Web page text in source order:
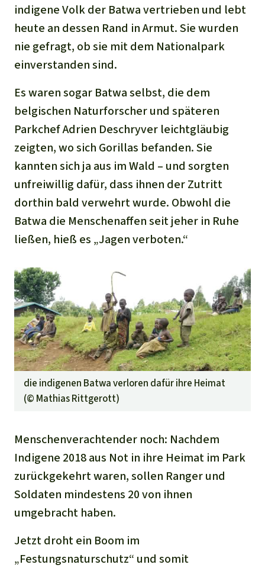
indigene Volk der Batwa vertrieben und lebt
heute an dessen Rand in Armut. Sie wurden
nie gefragt, ob sie mit dem Nationalpark
einverstanden sind.
Es waren sogar Batwa selbst, die dem
belgischen Naturforscher und späteren
Parkchef Adrien Deschryver leichtgläubig
zeigten, wo sich Gorillas befanden. Sie
kannten sich ja aus im Wald – und sorgten
unfreiwillig dafür, dass ihnen der Zutritt
dorthin bald verwehrt wurde. Obwohl die
Batwa die Menschenaffen seit jeher in Ruhe
ließen, hieß es „Jagen verboten.“
die indigenen Batwa verloren dafür ihre Heimat
(© Mathias Rittgerott)
Menschenverachtender noch: Nachdem
Indigene 2018 aus Not in ihre Heimat im Park
zurückgekehrt waren, sollen Ranger und
Soldaten mindestens 20 von ihnen
umgebracht haben.
Jetzt droht ein Boom im
„Festungsnaturschutz“ und somit